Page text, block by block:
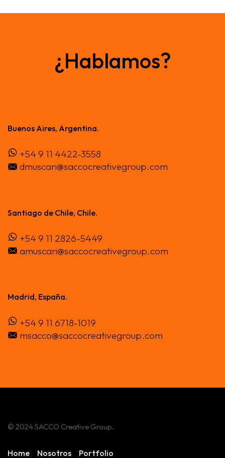
¿Hablamos?
Buenos Aires, Argentina.
+54 9 11 4422-3558
dmuscari@saccocreativegroup.com
Santiago de Chile, Chile.
+54 9 11 2826-5449
amuscari@saccocreativegroup.com
Madrid, España.
+54 9 11 6718-1019
msacco@saccocreativegroup.com
Home Nosotros Portfolio
© 2024 SACCO Creative Group.